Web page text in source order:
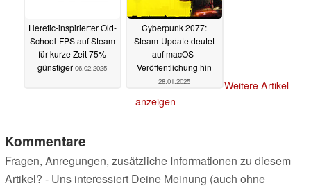
Heretic-inspirierter Old-
School-FPS auf Steam
für kurze Zeit 75%
günstiger 06.02.2025
Cyberpunk 2077:
Steam-Update deutet
auf macOS-
Veröffentlichung hin
28.01.2025
Weitere Artikel
anzeigen
Kommentare
Fragen, Anregungen, zusätzliche Informationen zu diesem
Artikel? - Uns interessiert Deine Meinung (auch ohne